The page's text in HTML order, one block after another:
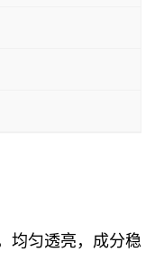
均匀透亮，成分稳